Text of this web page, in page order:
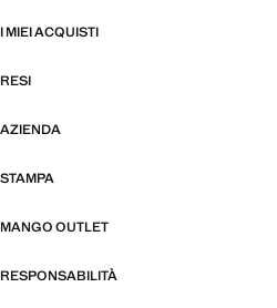
I MIEI ACQUISTI
RESI
AZIENDA
STAMPA
MANGO OUTLET
RESPONSABILITÀ